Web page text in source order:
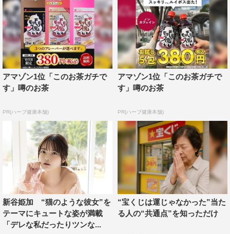
ぶさやちゃん初めての水着撮影ということで私も楽しみに
してたのですが、めちゃくちゃ細くてスタイル良くて驚き
ました！ もう骨格から違います、あれは…！（笑）」と
絶賛した。
今後に向けては「まだまだ自分の目指す自分にはほど遠い
ので少しずつでもステップアップしていきたいです！ ゼ
新谷姫加インタビューはこちら
全文表示
アマゾン1位「このお茶ガチで
す」噂のお茶
PR(ハーブ健康本舗)
アマゾン1位「このお茶ガチで
す」噂のお茶
PR(ハーブ健康本舗)
新谷姫加 “猫のような彼女”を
テーマにキュートな姿が満載
「デレな私だったりツンな...
“宝くじは運じゃなかった”当た
る人の“共通点”を知っただけ